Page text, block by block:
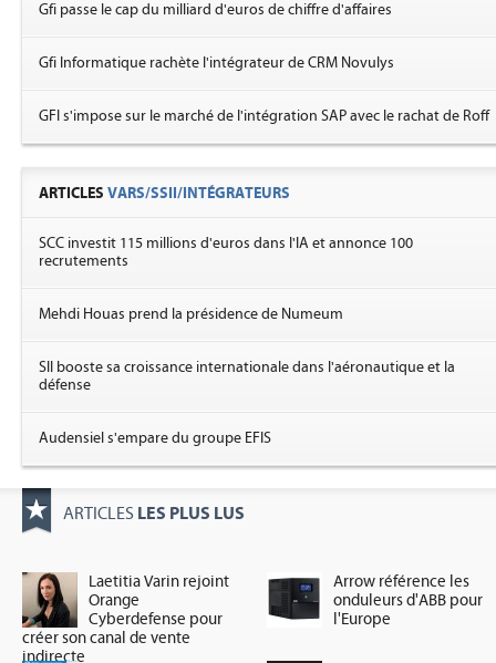
Gfi passe le cap du milliard d'euros de chiffre d'affaires
Gfi Informatique rachète l'intégrateur de CRM Novulys
GFI s'impose sur le marché de l'intégration SAP avec le rachat de Roff
ARTICLES VARS/SSII/INTÉGRATEURS
SCC investit 115 millions d'euros dans l'IA et annonce 100
recrutements
Mehdi Houas prend la présidence de Numeum
SII booste sa croissance internationale dans l'aéronautique et la
défense
Audensiel s'empare du groupe EFIS
ARTICLES LES PLUS LUS
Laetitia Varin rejoint
Orange
Cyberdefense pour
créer son canal de vente
indirecte
Arrow référence les
onduleurs d'ABB pour
l'Europe